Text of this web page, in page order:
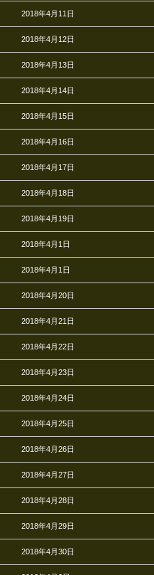
2018年4月11日
2018年4月12日
2018年4月13日
2018年4月14日
2018年4月15日
2018年4月16日
2018年4月17日
2018年4月18日
2018年4月19日
2018年4月1日
2018年4月1日
2018年4月20日
2018年4月21日
2018年4月22日
2018年4月23日
2018年4月24日
2018年4月25日
2018年4月26日
2018年4月27日
2018年4月28日
2018年4月29日
2018年4月30日